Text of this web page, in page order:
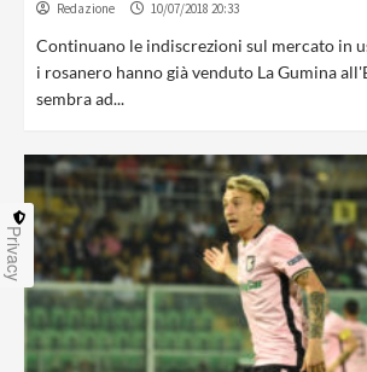
Redazione 10/07/2018 20:33
Continuano le indiscrezioni sul mercato in
i rosanero hanno già venduto La Gumina
sembra ad...
Privacy